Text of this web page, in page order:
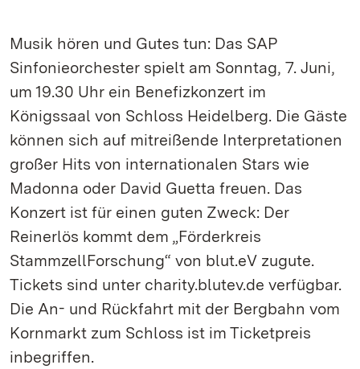
Musik hören und Gutes tun: Das SAP
Sinfonieorchester spielt am Sonntag, 7. Juni,
um 19.30 Uhr ein Benefizkonzert im
Königssaal von Schloss Heidelberg. Die Gäste
können sich auf mitreißende Interpretationen
großer Hits von internationalen Stars wie
Madonna oder David Guetta freuen. Das
Konzert ist für einen guten Zweck: Der
Reinerlös kommt dem „Förderkreis
StammzellForschung“ von blut.eV zugute.
Tickets sind unter charity.blutev.de verfügbar.
Die An- und Rückfahrt mit der Bergbahn vom
Kornmarkt zum Schloss ist im Ticketpreis
inbegriffen.